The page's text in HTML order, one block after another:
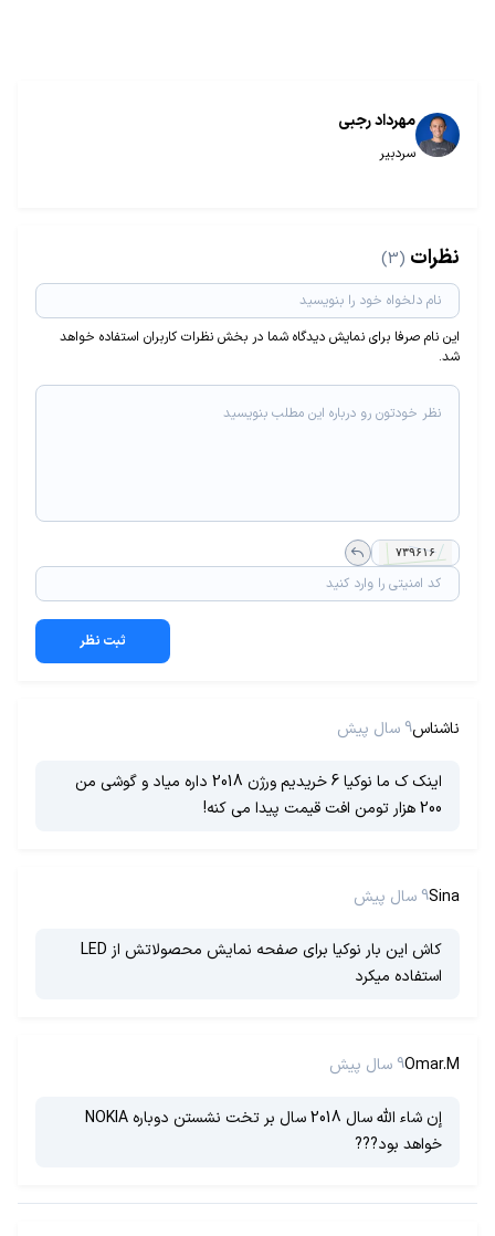
مهرداد رجبی
سردبیر
نظرات (3)
این نام صرفا برای نمایش دیدگاه شما در بخش نظرات کاربران استفاده خواهد
شد.
ثبت نظر
ناشناس9 سال پیش
اینک ک ما نوکیا 6 خریدیم ورژن 2018 داره میاد و گوشی من
200 هزار تومن افت قیمت پیدا می کنه!
Sina9 سال پیش
کاش این بار نوکیا برای صفحه نمایش محصولاتش از LED
استفاده میکرد
Omar.M9 سال پیش
إن شاء اللّه سال 2018 سال بر تخت نشستن دوباره NOKIA
خواهد بود???